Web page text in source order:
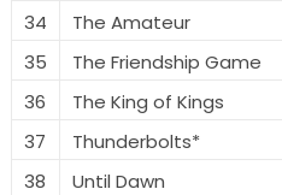
34
The Amateur
35
The Friendship Game
36
The King of Kings
37
Thunderbolts*
38
Until Dawn